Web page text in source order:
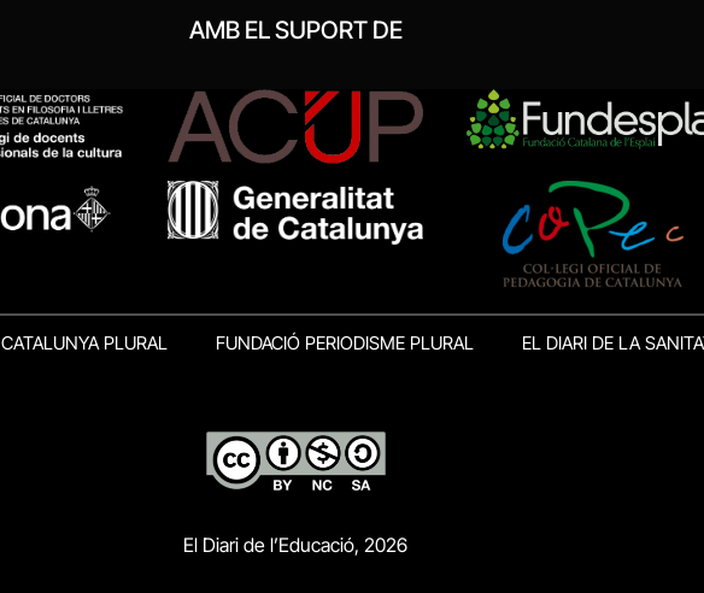
AMB EL SUPORT DE
CATALUNYA PLURAL FUNDACIÓ PERIODISME PLURAL EL DIARI DE LA
El Diari de l’Educació, 2026